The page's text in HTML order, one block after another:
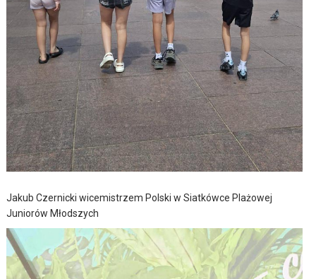
Jakub Czernicki wicemistrzem Polski w Siatkówce Plażowej
Juniorów Młodszych